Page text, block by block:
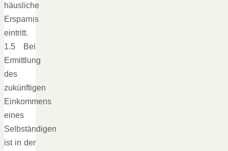
häusliche
Ersparnis
eintritt.
1.5 Bei
Ermittlung
des
zukünftigen
Einkommens
eines
Selbständigen
ist in der